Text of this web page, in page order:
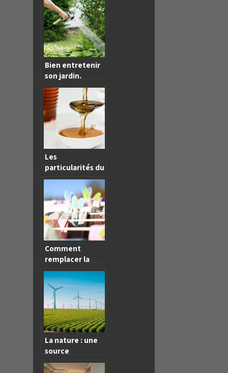
comme nocif
pour notre
environnement.
Bien entretenir
son jardin.
Les
particularités du
miel de Manuka
Comment
remplacer la
courroie dans un
sèche-linge ?
La nature : une
source
inépuisable